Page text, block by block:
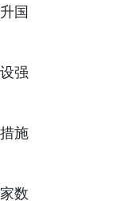
国
强
施
数